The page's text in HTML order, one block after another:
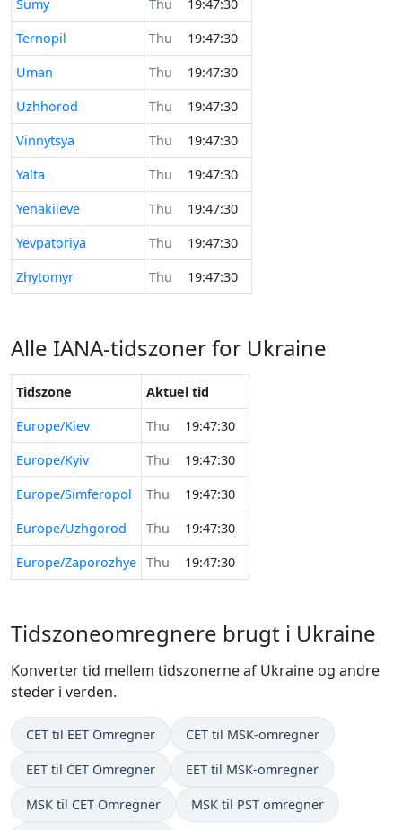
Sumy Thu
19:47:30
Ternopil
Thu
19:47:30
Uman
Thu
19:47:30
Uzhhorod
Thu
19:47:30
Vinnytsya
Thu
19:47:30
Yalta
Thu
19:47:30
Yenakiieve
Thu
19:47:30
Yevpatoriya
Thu
19:47:30
Zhytomyr
Thu 19:47:30
Alle IANA-tidszoner for Ukraine
Tidszone
Aktuel tid
Europe/Kiev
Thu
19:47:30
Europe/Kyiv
Thu
19:47:30
Europe/Simferopol
Thu
19:47:30
Europe/Uzhgorod
Thu
19:47:30
Europe/Zaporozhye Thu 19:47:30
Tidszoneomregnere brugt i Ukraine
Konverter tid mellem tidszonerne af Ukraine og andre
steder i verden.
CET til EET Omregner CET til MSK-omregner
EET til CET Omregner EET til MSK-omregner
MSK til CET Omregner MSK til PST omregner